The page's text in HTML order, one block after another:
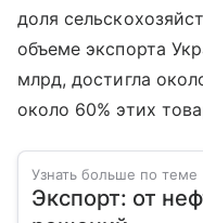
доля
объеме экспорта
млрд, достигла
около 60% этих
Узнать больше по теме
Экспорт: от